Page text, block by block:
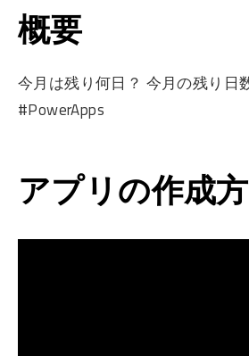
概要
今月は残り何日？ 今月の残り日
#PowerApps
アプリの作成